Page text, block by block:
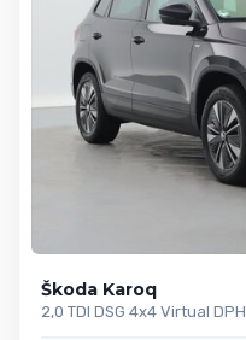
Škoda Karoq
2,0 TDI DSG 4x4 Virtual DPH